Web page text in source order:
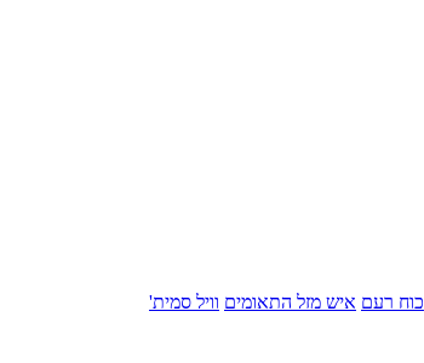
כוח רעם איש מזל התאומים וויל סמית'